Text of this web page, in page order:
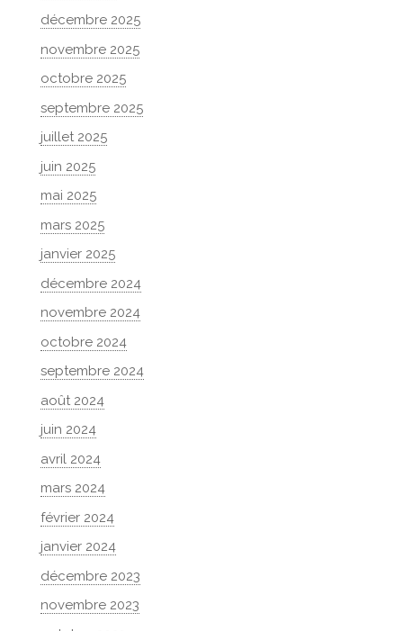
décembre 2025
novembre 2025
octobre 2025
septembre 2025
juillet 2025
juin 2025
mai 2025
mars 2025
janvier 2025
décembre 2024
novembre 2024
octobre 2024
septembre 2024
août 2024
juin 2024
avril 2024
mars 2024
février 2024
janvier 2024
décembre 2023
novembre 2023